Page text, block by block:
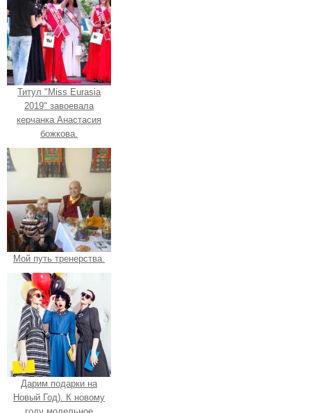
Титул "Miss Eurasia
2019" завоевала
керчанка Анастасия
божкова.
Мой путь тренерства.
Дарим подарки на
Новый Год). К новому
году модельное